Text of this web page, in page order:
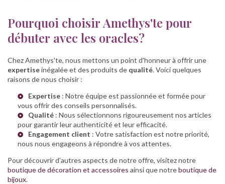
Pourquoi choisir Amethys'te pour
débuter avec les oracles?
Chez Amethys'te, nous mettons un point d'honneur à offrir une
expertiseinégalée et des produits de qualité. Voici quelques
raisons de nous choisir :
Expertise : Notre équipe est passionnée et formée pour
vous offrir des conseils personnalisés.
Qualité : Nous sélectionnons rigoureusement nos articles
pour garantir leur authenticité et leur efficacité.
Engagement client : Votre satisfaction est notre priorité,
nous nous engageons à répondre à vos attentes.
Pour découvrir d'autres aspects de notre offre, visitez notre
boutique de décoration et accessoires ainsi que notreboutique de
bijoux.